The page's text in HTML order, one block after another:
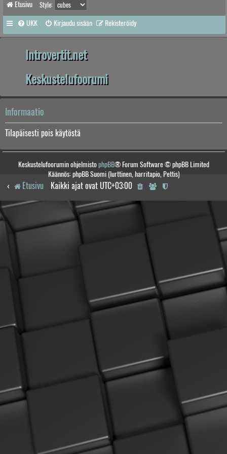
Etusivu Style:
UKK Kirjaudu sisään Rekisteröidy
Introvertit.net
Keskustelufoorumi
Informaatio
Tilapäisesti pois käytöstä
Keskustelufoorumin ohjelmistophpBB® Forum Software © phpBB Limited
Käännös: phpBB Suomi (lurttinen, harritapio, Pettis)
Etusivu Kaikki ajat ovat UTC+03:00